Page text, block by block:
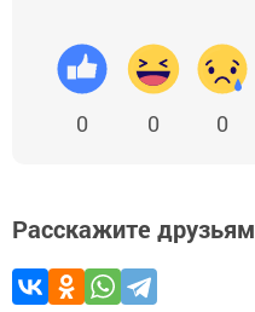
0 0 0
Расскажите друзьям